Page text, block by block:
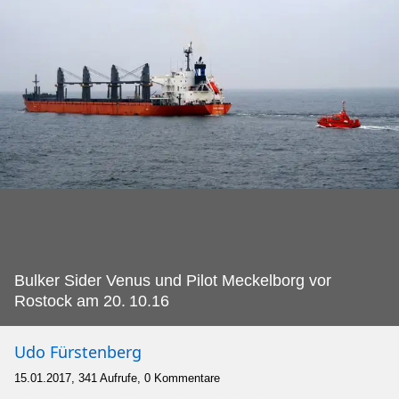
Bulker Sider Venus und Pilot Meckelborg vor
Rostock am 20. 10.16
Udo Fürstenberg
15.01.2017, 341 Aufrufe, 0 Kommentare